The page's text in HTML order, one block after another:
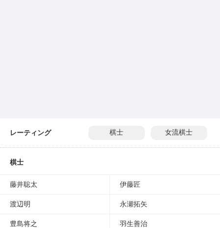
レーティング 棋士 女流棋士
棋士
藤井聡太 伊藤匠
渡辺明 永瀬拓矢
豊島将之 羽生善治